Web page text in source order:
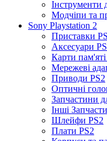
Інструменти
Модчіпи та
Sony Playstation 2
Приставки
Аксесуари
Карти пам'яті
Мережеві
Приводи PS2
Оптичні
Запчастини
Інші
Шлейфи PS2
Плати PS2